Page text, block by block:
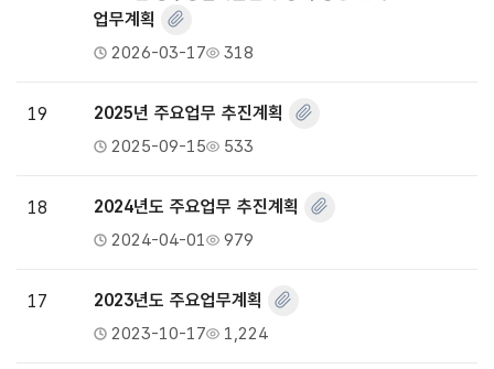
업무계획
2026-03-17 318
19 2025년 주요업무 추진계획
2025-09-15 533
18 2024년도 주요업무 추진계획
2024-04-01 979
17 2023년도 주요업무계획
2023-10-17 1,224